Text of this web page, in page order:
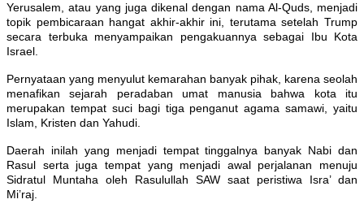
Yerusalem, atau yang juga dikenal dengan nama Al-Quds, menjadi
topik pembicaraan hangat akhir-akhir ini, terutama setelah Trump
secara terbuka menyampaikan pengakuannya sebagai Ibu Kota
Israel.
Pernyataan yang menyulut kemarahan banyak pihak, karena seolah
menafikan sejarah peradaban umat manusia bahwa kota itu
merupakan tempat suci bagi tiga penganut agama samawi, yaitu
Islam, Kristen dan Yahudi.
Daerah inilah yang menjadi tempat tinggalnya banyak Nabi dan
Rasul serta juga tempat yang menjadi awal perjalanan menuju
Sidratul Muntaha oleh Rasulullah SAW saat peristiwa Isra’ dan
Mi’raj.